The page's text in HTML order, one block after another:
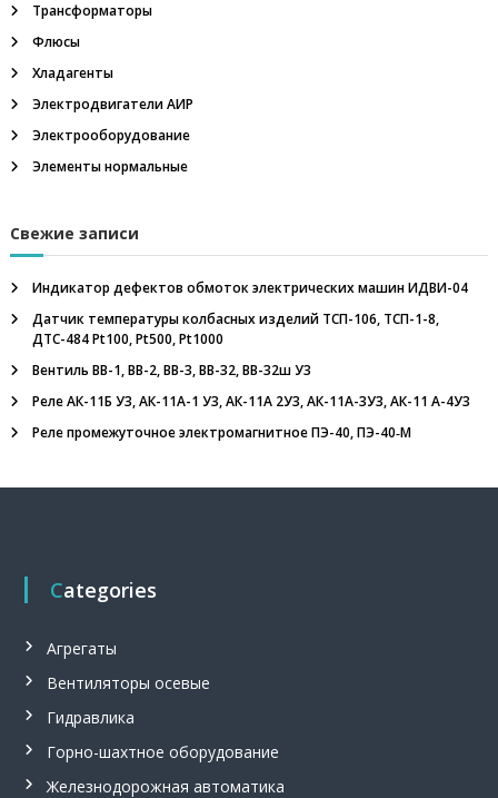
г
и
л
ь
е
н
и
л
я
о
,
П
с
и
л
и
Трансформаторы
Флюсы
Хладагенты
Электродвигатели АИР
Электрооборудование
Элементы нормальные
Свежие записи
Индикатор дефектов обмоток электрических машин ИДВИ-04
Датчик температуры колбасных изделий ТСП-106, ТСП-1-8,
ДТС-484 Pt100, Pt500, Pt1000
Вентиль ВВ-1, ВВ-2, ВВ-3, ВВ-32, ВВ-32ш У3
Реле АК-11Б У3, АК-11А-1 У3, АК-11А 2У3, АК-11А-3У3, АК-11 А-4У3
Реле промежуточное электромагнитное ПЭ-40, ПЭ-40‑М
Categories
Агрегаты
Вентиляторы осевые
Гидравлика
Горно-шахтное оборудование
Железнодорожная автоматика